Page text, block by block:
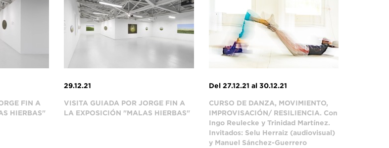
FIN A
HIERBAS"
29.12.21
VISITA GUIADA POR JORGE FIN A
LA EXPOSICIÓN "MALAS HIERBAS"
Del 27.12.21 al 30.12.21
CURSO DE DANZA, MOVIMIENTO,
IMPROVISACIÓN/ RESILIENCIA. Con
Ingo Reulecke y Trinidad Martínez.
Invitados: Selu Herraiz (audiovisual)
y Manuel Sánchez-Guerrero